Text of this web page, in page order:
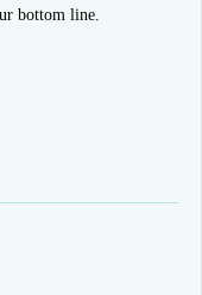
bottom line.